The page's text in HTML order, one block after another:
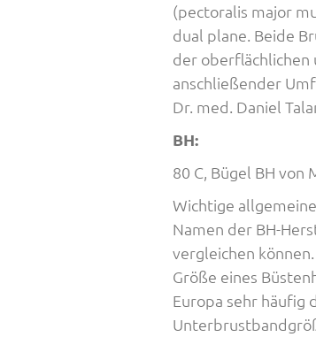
(pectoralis major
dual plane. Beide
der oberflächlichen
anschließender
Dr. med. Daniel
BH:
80 C, Bügel BH von
Wichtige
Namen der BH-
vergleichen
Größe eines
Europa sehr häufig